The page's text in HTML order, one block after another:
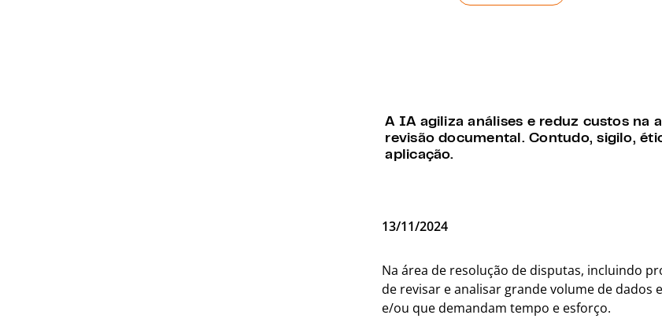
A IA agiliza análises e reduz custos na
revisão documental. Contudo, sigilo,
aplicação.
13/11/2024
Na área de resolução de disputas, incluindo
de revisar e analisar grande volume de
e/ou que demandam tempo e esforço.